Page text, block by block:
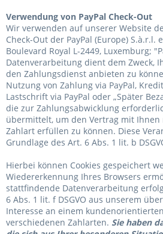
Verwendung von PayPal Check-Out
Wir verwenden auf unserer Website
Check-Out der PayPal (Europe) S.à.r.l.
Boulevard Royal L-2449, Luxemburg;
Datenverarbeitung dient dem Zweck,
den Zahlungsdienst anbieten zu
Nutzung von Zahlung via PayPal,
Lastschrift via PayPal oder „Später
die zur Zahlungsabwicklung
übermittelt, um den Vertrag mit
Zahlart erfüllen zu können. Diese
Grundlage des Art. 6 Abs. 1 lit. b
Hierbei können Cookies gespeichert
Wiedererkennung Ihres Browsers
stattfindende Datenverarbeitung
6 Abs. 1 lit. f DSGVO aus unserem
Interesse an einem
verschiedenen Zahlarten. Sie haben